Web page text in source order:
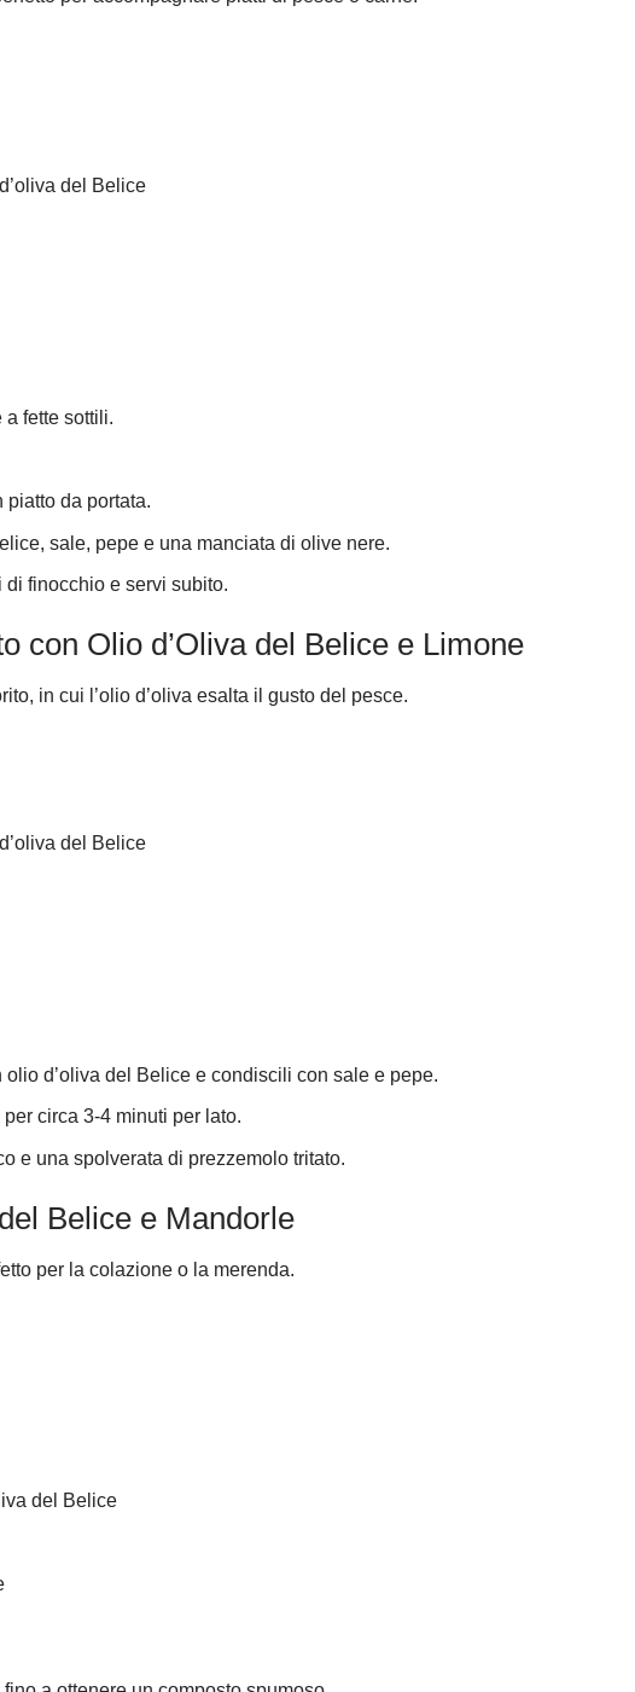
del Belice
fette sottili.
piatto da portata.
sale, pepe e una manciata di olive nere.
finocchio e servi subito.
con Olio d’Oliva del Belice e Limone
in cui l’olio d’oliva esalta il gusto del pesce.
del Belice
d’oliva del Belice e condiscili con sale e pepe.
circa 3-4 minuti per lato.
e una spolverata di prezzemolo tritato.
Belice e Mandorle
per la colazione o la merenda.
del Belice